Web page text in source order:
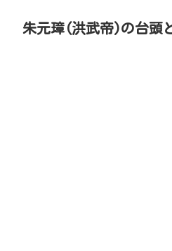
朱元璋(洪武帝)の台頭